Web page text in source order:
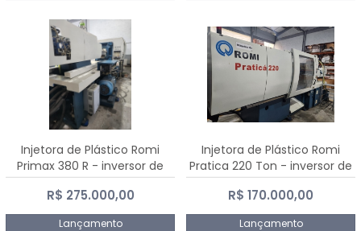
Injetora de Plástico Romi
Primax 380 R - inversor de
frequência NR 12
R$ 275.000,00
Lançamento
Injetora de Plástico Romi
Pratica 220 Ton - inversor de
frequência NR 12
R$ 170.000,00
Lançamento